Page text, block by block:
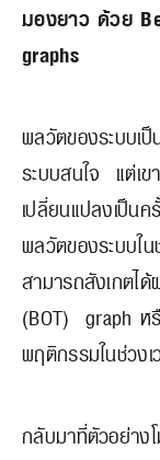
มองยาว ด้วย
graphs
พลวัตของระบบเ
ระบบสนใจ แต่เข
เปลี่ยนแปลงเป็น
พลวัตของระบบ
สามารถสังเกตไ
(BOT) graph ห
พฤติกรรมในช่วงเ
กลับมาที่ตัวอย่าง